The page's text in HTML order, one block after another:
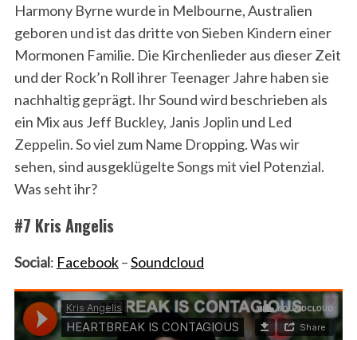
Harmony Byrne wurde in Melbourne, Australien
geboren und ist das dritte von Sieben Kindern einer
Mormonen Familie. Die Kirchenlieder aus dieser Zeit
und der Rock’n Roll ihrer Teenager Jahre haben sie
nachhaltig geprägt. Ihr Sound wird beschrieben als
ein Mix aus Jeff Buckley, Janis Joplin und Led
Zeppelin. So viel zum Name Dropping. Was wir
sehen, sind ausgeklügelte Songs mit viel Potenzial.
Was seht ihr?
#7 Kris Angelis
Social: Facebook–Soundcloud